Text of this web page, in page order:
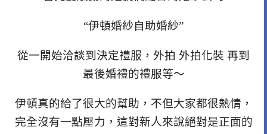
“伊頓婚紗自助婚紗”
從一開始洽談到決定禮服，外拍 外拍化裝 再到
最後婚禮的禮服等～
伊頓真的給了很大的幫助，不但大家都很熱情，
完全沒有一點壓力，這對新人來說絕對是正面的